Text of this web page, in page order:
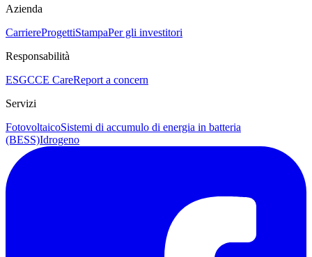
Azienda
CarriereProgettiStampaPer gli investitori
Responsabilità
ESGCCE CareReport a concern
Servizi
FotovoltaicoSistemi di accumulo di energia in batteria
(BESS)Idrogeno